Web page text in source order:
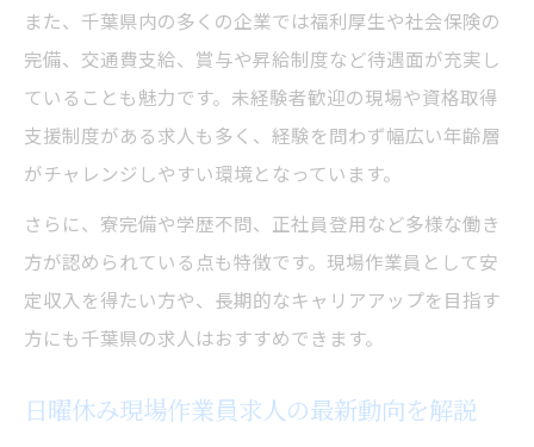
現場作業員求人で未経験から正社員を目指
す方法
千葉県の現場作業員求人で未経験が活躍で
現場作業員求人で未経験スタートの魅力を
紹介
千葉県現場作業員求人で資格取得も目指せ
千葉県現場作業員の給与や待遇の実態に迫る
また、千葉県内の多くの企業では福利厚生や社会保険の
完備、交通費支給、賞与や昇給制度など待遇面が充実し
ていることも魅力です。未経験者歓迎の現場や資格取得
支援制度がある求人も多く、経験を問わず幅広い年齢層
がチャレンジしやすい環境となっています。
さらに、寮完備や学歴不問、正社員登用など多様な働き
方が認められている点も特徴です。現場作業員として安
定収入を得たい方や、長期的なキャリアアップを目指す
方にも千葉県の求人はおすすめできます。
日曜休み現場作業員求人の最新動向を解説